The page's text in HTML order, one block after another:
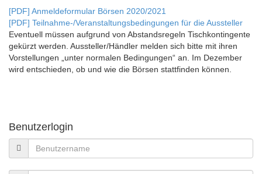
[PDF] Anmeldeformular Börsen 2020/2021
[PDF] Teilnahme-/Veranstaltungsbedingungen für die Aussteller
Eventuell müssen aufgrund von Abstandsregeln Tischkontingente
gekürzt werden. Aussteller/Händler melden sich bitte mit ihren
Vorstellungen „unter normalen Bedingungen“ an. Im Dezember
wird entschieden, ob und wie die Börsen stattfinden können.
Benutzerlogin